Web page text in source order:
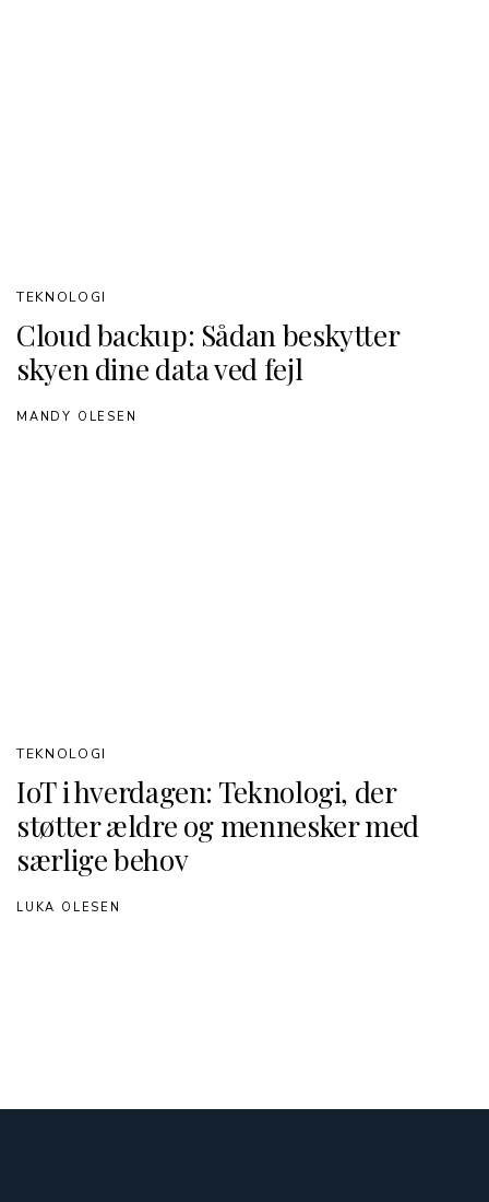
Cloud backup: Sådan beskytter
skyen dine data ved fejl
TEKNOLOGI
MANDY OLESEN
IoT i hverdagen: Teknologi, der
støtter ældre og mennesker med
særlige behov
TEKNOLOGI
LUKA OLESEN